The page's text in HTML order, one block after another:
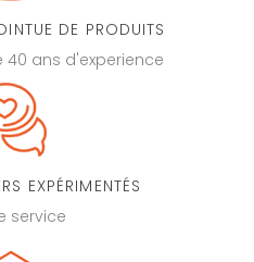
DE PRODUITS
ans d'experience
EXPÉRIMENTÉS
service